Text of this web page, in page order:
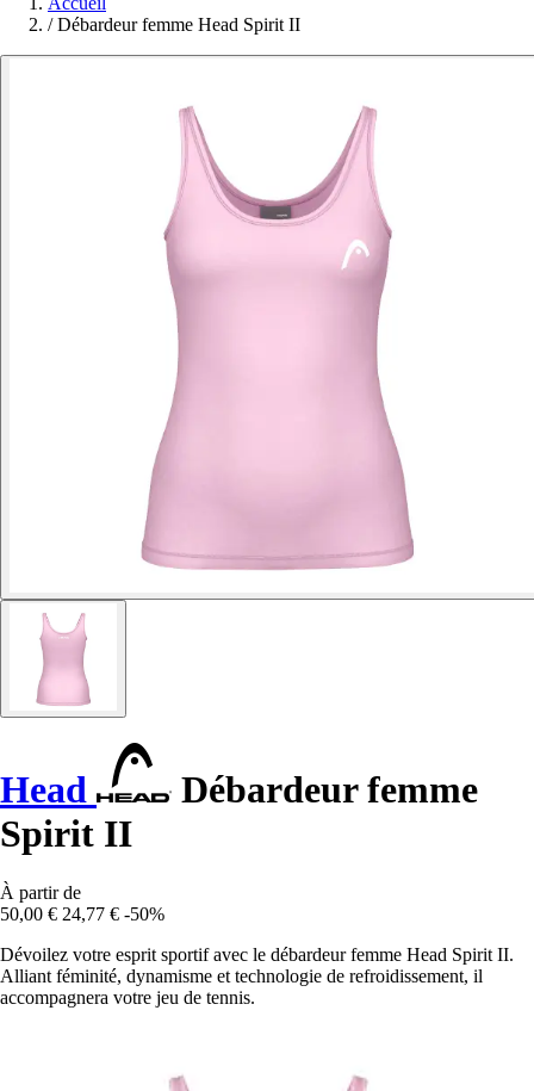
/ Débardeur femme Head Spirit II
Head
Débardeur femme
Spirit II
À partir de
50,00 € 24,77 € -50%
Dévoilez votre esprit sportif avec le débardeur femme Head Spirit II.
Alliant féminité, dynamisme et technologie de refroidissement, il
accompagnera votre jeu de tennis.